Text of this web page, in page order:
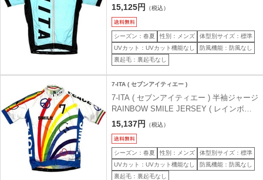
リーン L
15,125円 （税込）
シーズン：春夏 性別：メンズ
体型別サイズ：標準
UVカット：UVカット機能なし
防風機能：防風なし
裏起毛：裏起毛なし
7-ITA ( セブンアイティエー )
7-ITA ( セブンアイティエー ) 半袖ジャージ
RAINBOW SMILE JERSEY ( レインボー
スマイル ジャージ ) オフホワイト M
15,137円 （税込）
シーズン：春夏 性別：メンズ
体型別サイズ：標準
UVカット：UVカット機能なし
防風機能：防風なし
裏起毛：裏起毛なし